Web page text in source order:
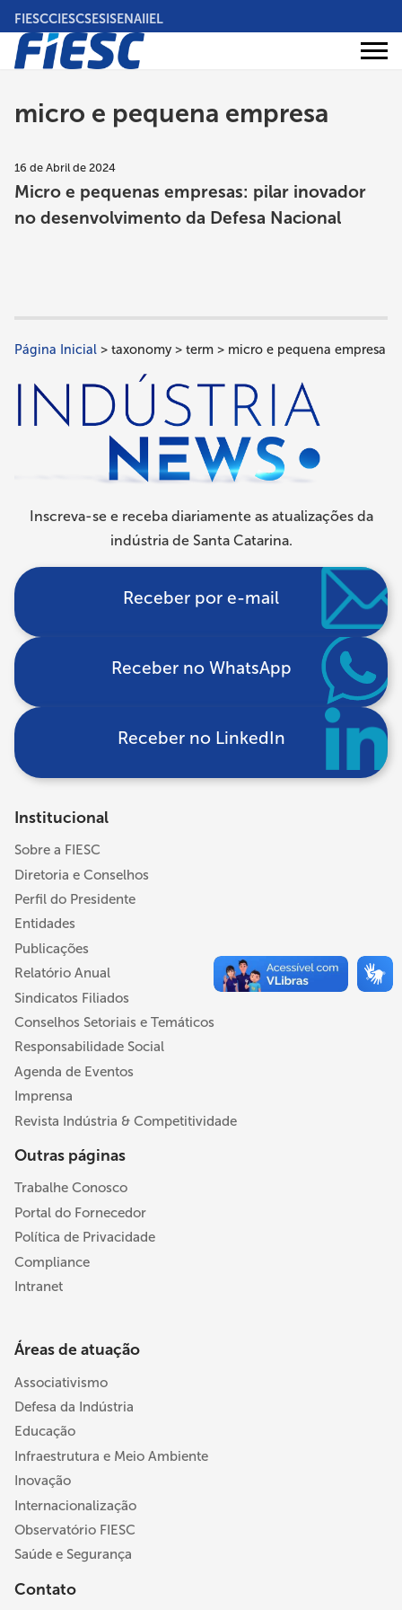
Pular
para
conteúdo
FIESCCIESCSESISENAIIEL
Áreas
micro e pequena empresa
16 de Abril de 2024
Micro e pequenas empresas: pilar inovador
no desenvolvimento da Defesa Nacional
Trilha
de
navegação
Página Inicial taxonomy term micro e pequena empresa
Inscreva-se e receba diariamente as atualizações da
indústria de Santa Catarina.
Receber por e-mail
Receber no WhatsApp
Receber no LinkedIn
Institucional
Sobre a FIESC
Diretoria e Conselhos
Perfil do Presidente
Entidades
Publicações
Relatório Anual
Sindicatos Filiados
Conselhos Setoriais e Temáticos
Responsabilidade Social
Agenda de Eventos
Imprensa
Revista Indústria & Competitividade
Outras páginas
Trabalhe Conosco
Portal do Fornecedor
Política de Privacidade
Compliance
Intranet
Áreas de atuação
Associativismo
Defesa da Indústria
Educação
Infraestrutura e Meio Ambiente
Inovação
Internacionalização
Observatório FIESC
Saúde e Segurança
Contato